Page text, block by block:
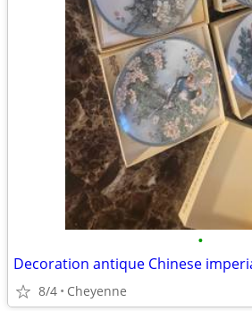
•
Decoration antique Chinese
8/4 Cheyenne